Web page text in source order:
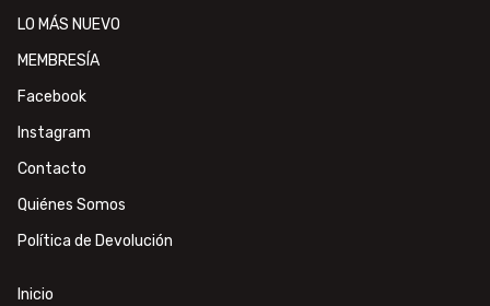
LO MÁS NUEVO
MEMBRESÍA
Facebook
Instagram
Contacto
Quiénes Somos
Política de Devolución
Inicio